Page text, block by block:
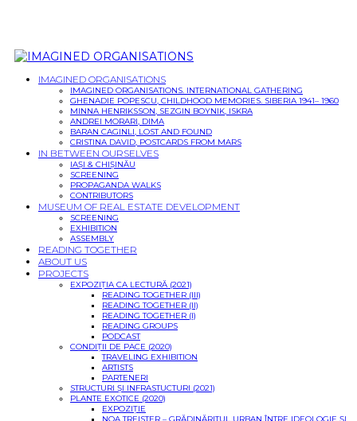
IMAGINED ORGANISATIONS
IMAGINED ORGANISATIONS. INTERNATIONAL GATHERING
GHENADIE POPESCU, CHILDHOOD MEMORIES. SIBERIA 1941– 1960
MINNA HENRIKSSON, SEZGIN BOYNIK, ISKRA
ANDREI MORARI, DIMA
BARAN CAGINLI, LOST AND FOUND
CRISTINA DAVID, POSTCARDS FROM MARS
IN BETWEEN OURSELVES
IAȘI & CHIȘINĂU
SCREENING
PROPAGANDA WALKS
CONTRIBUTORS
MUSEUM OF REAL ESTATE DEVELOPMENT
SCREENING
EXHIBITION
ASSEMBLY
READING TOGETHER
ABOUT US
PROJECTS
EXPOZIȚIA CA LECTURĂ (2021)
READING TOGETHER (III)
READING TOGETHER (II)
READING TOGETHER (I)
READING GROUPS
PODCAST
CONDIȚII DE PACE (2020)
TRAVELING EXHIBITION
ARTISTS
PARTENERI
STRUCTURI ȘI INFRASTUCTURI (2021)
PLANTE EXOTICE (2020)
EXPOZIȚIE